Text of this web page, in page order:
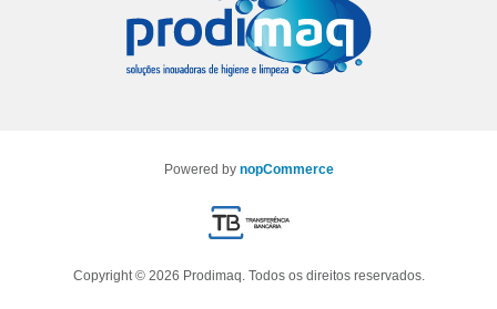
Powered by nopCommerce
Copyright © 2026 Prodimaq. Todos os direitos reservados.